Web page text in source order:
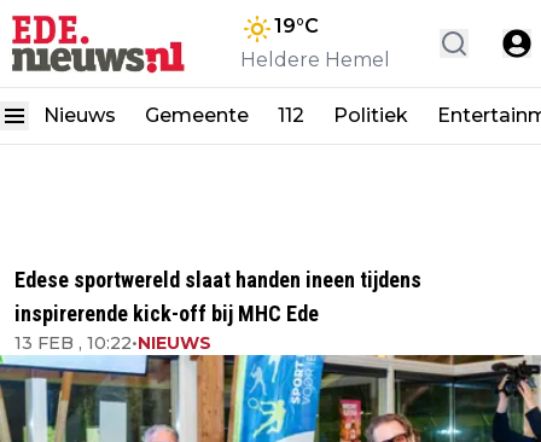
19°C
Heldere Hemel
Nieuws Gemeente 112 Politiek
Edese sportwereld slaat handen ineen tijdens
inspirerende kick-off bij MHC Ede
13 FEB , 10:22•NIEUWS